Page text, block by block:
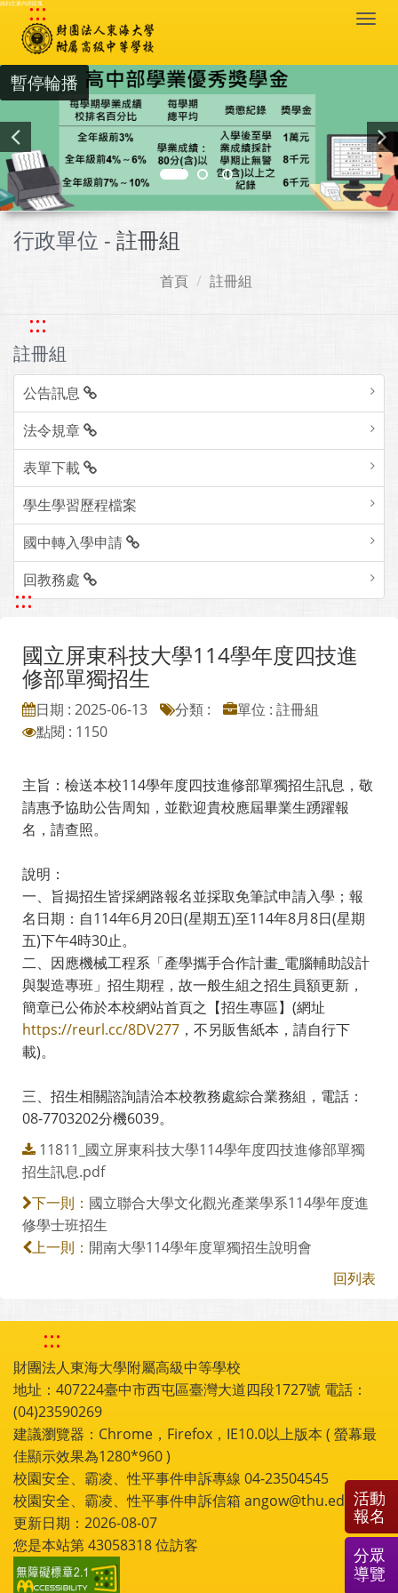
跳到主要內容區塊
:::
暫停輪播
行政單位 - 註冊組
首頁 註冊組
:::
註冊組
公告訊息
法令規章
表單下載
學生學習歷程檔案
國中轉入學申請
回教務處
:::
國立屏東科技大學114學年度四技進
修部單獨招生
日期 : 2025-06-13 分類 :
單位 : 註冊組
點閱 : 1150
主旨：檢送本校114學年度四技進修部單獨招生訊息，敬
請惠予協助公告周知，並歡迎貴校應屆畢業生踴躍報
名，請查照。
說明：
一、旨揭招生皆採網路報名並採取免筆試申請入學；報
名日期：自114年6月20日(星期五)至114年8月8日(星期
五)下午4時30止。
二、因應機械工程系「產學攜手合作計畫_電腦輔助設計
與製造專班」招生期程，故一般生組之招生員額更新，
簡章已公佈於本校網站首頁之【招生專區】(網址
https://reurl.cc/8DV277 ，不另販售紙本，請自行下
載)。
三、招生相關諮詢請洽本校教務處綜合業務組，電話：
08-7703202分機6039。
11811_國立屏東科技大學114學年度四技進修部單獨
招生訊息.pdf
下一則： 國立聯合大學文化觀光產業學系114學年度進
修學士班招生
上一則： 開南大學114學年度單獨招生說明會
回列表
:::
財團法人東海大學附屬高級中等學校
地址：407224臺中市西屯區臺灣大道四段1727號 電話：
(04)23590269
建議瀏覽器：Chrome，Firefox，IE10.0以上版本 ( 螢幕最
佳顯示效果為1280*960 )
校園安全、霸凌、性平事件申訴專線 04-23504545
校園安全、霸凌、性平事件申訴信箱 angow@thu.edu.tw
更新日期：2026-08-07
您是本站第43058318位訪客
活動
報名
分眾
導覽